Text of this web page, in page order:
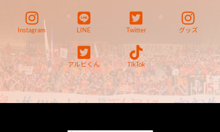
Instagram LINE Twitter グッズ
アルビくん TikTok